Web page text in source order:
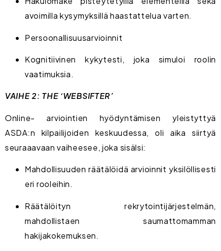
avoimilla kysymyksillä haastattelua varten.
Persoonallisuusarvioinnit
Kognitiivinen kykytesti, joka simuloi roolin
vaatimuksia.
VAIHE 2: THE ‘WEBSIFTER’
Online- arviointien hyödyntämisen yleistyttyä
ASDA:n kilpailijoiden keskuudessa, oli aika siirtyä
seuraaavaan vaiheesee, joka sisälsi:
Mahdollisuuden räätälöidä arvioinnit yksilöllisesti
eri rooleihin.
Räätälöityn rekrytointijärjestelmän,
mahdollistaen saumattomamman
hakijakokemuksen.